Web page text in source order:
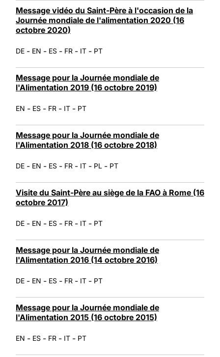
Message vidéo du Saint-Père à l'occasion de la
Journée mondiale de l'alimentation 2020 (16
octobre 2020)
DE - EN - ES - FR - IT - PT
Message pour la Journée mondiale de
l'Alimentation 2019 (16 octobre 2019)
EN - ES - FR - IT - PT
Message pour la Journée mondiale de
l'Alimentation 2018 (16 octobre 2018)
DE - EN - ES - FR - IT - PL - PT
Visite du Saint-Père au siège de la FAO à Rome (16
octobre 2017)
DE - EN - ES - FR - IT - PT
Message pour la Journée mondiale de
l'Alimentation 2016 (14 octobre 2016)
DE - EN - ES - FR - IT - PT
Message pour la Journée mondiale de
l'Alimentation 2015 (16 octobre 2015)
EN - ES - FR - IT - PT